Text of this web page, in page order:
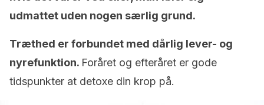
udmattet uden nogen særlig grund.
Træthed er forbundet med dårlig lever- og
nyrefunktion. Foråret og efteråret er gode
tidspunkter at detoxe din krop på.